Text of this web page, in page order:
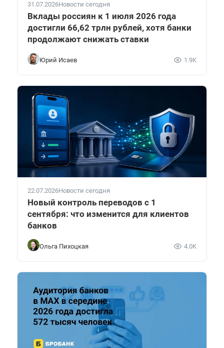
31.07.2026Новости сегодня
Вклады россиян к 1 июля 2026 года
достигли 66,62 трлн рублей, хотя банки
продолжают снижать ставки
Юрий Исаев 1.9K
22.07.2026Новости сегодня
Новый контроль переводов с 1
сентября: что изменится для клиентов
банков
Ольга Пихоцкая 4.0K